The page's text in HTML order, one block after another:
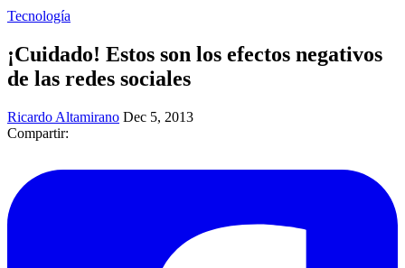
Tecnología
¡Cuidado! Estos son los efectos negativos
de las redes sociales
Ricardo Altamirano Dec 5, 2013
Compartir: